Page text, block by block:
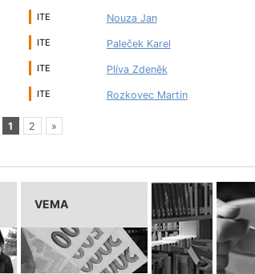
ITE Nouza Jan
ITE Paleček Karel
ITE Plíva Zdeněk
ITE Rozkovec Martin
1 2 »
VEMA